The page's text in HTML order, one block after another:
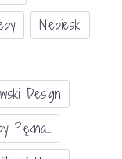
Niebieski
Design
Piękna...